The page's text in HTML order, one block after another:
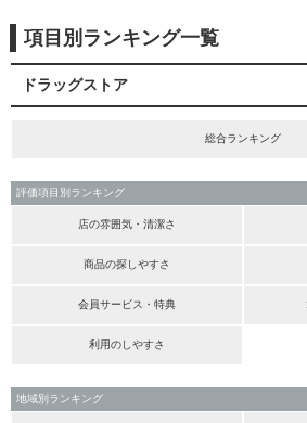
項目別ランキング一覧
ドラッグストア
総合ランキング
評価項目別ランキング
店の雰囲気・清潔さ
商品の探しやすさ
会員サービス・特典
利用のしやすさ
地域別ランキング